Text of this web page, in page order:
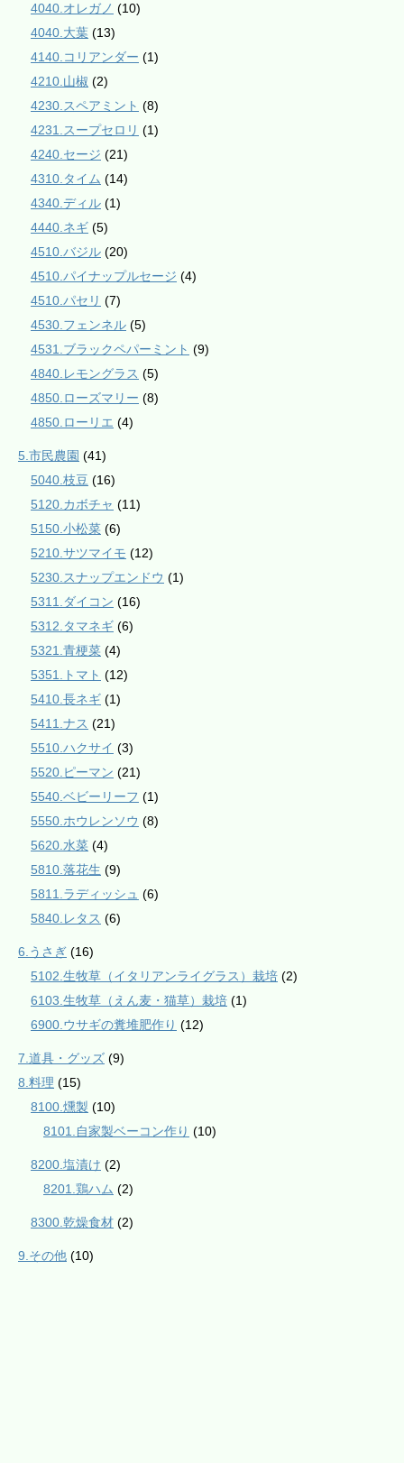
4040.オレガノ (10)
4040.大葉 (13)
4140.コリアンダー (1)
4210.山椒 (2)
4230.スペアミント (8)
4231.スープセロリ (1)
4240.セージ (21)
4310.タイム (14)
4340.ディル (1)
4440.ネギ (5)
4510.バジル (20)
4510.パイナップルセージ (4)
4510.パセリ (7)
4530.フェンネル (5)
4531.ブラックペパーミント (9)
4840.レモングラス (5)
4850.ローズマリー (8)
4850.ローリエ (4)
5.市民農園 (41)
5040.枝豆 (16)
5120.カボチャ (11)
5150.小松菜 (6)
5210.サツマイモ (12)
5230.スナップエンドウ (1)
5311.ダイコン (16)
5312.タマネギ (6)
5321.青梗菜 (4)
5351.トマト (12)
5410.長ネギ (1)
5411.ナス (21)
5510.ハクサイ (3)
5520.ピーマン (21)
5540.ベビーリーフ (1)
5550.ホウレンソウ (8)
5620.水菜 (4)
5810.落花生 (9)
5811.ラディッシュ (6)
5840.レタス (6)
6.うさぎ (16)
5102.生牧草（イタリアンライグラス）栽培 (2)
6103.生牧草（えん麦・猫草）栽培 (1)
6900.ウサギの糞堆肥作り (12)
7.道具・グッズ (9)
8.料理 (15)
8100.燻製 (10)
8101.自家製ベーコン作り (10)
8200.塩漬け (2)
8201.鶏ハム (2)
8300.乾燥食材 (2)
9.その他 (10)